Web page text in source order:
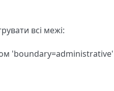
всі межі:
'boundary=administrative'